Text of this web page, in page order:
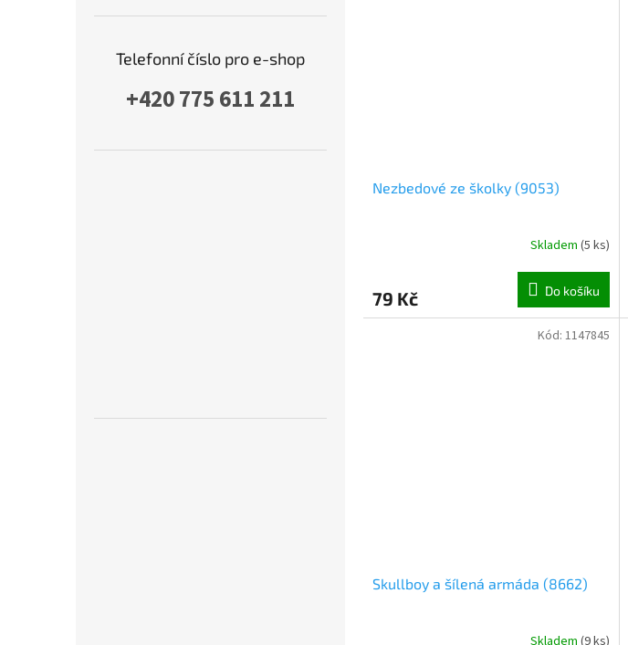
Telefonní číslo pro e-shop
+420 775 611 211
Nezbedové ze školky (9053)
Skladem (5 ks)
79 Kč Do košíku
Skullboy a šílená armáda (8662)
Skladem (9 ks)
Kód: 1147845